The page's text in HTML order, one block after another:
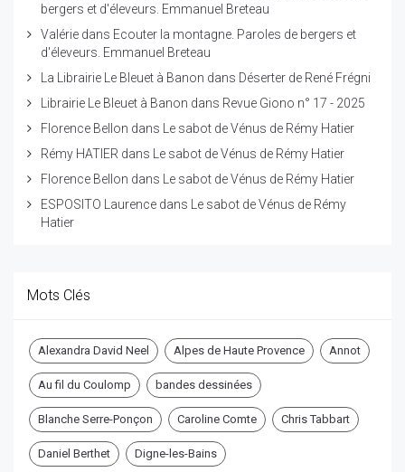
bergers et d'éleveurs. Emmanuel Breteau
Valérie dans Ecouter la montagne. Paroles de bergers et
d'éleveurs. Emmanuel Breteau
La Librairie Le Bleuet à Banon dans Déserter de René Frégni
Librairie Le Bleuet à Banon dans Revue Giono n° 17 - 2025
Florence Bellon dans
Le sabot de Vénus de Rémy Hatier
Rémy HATIER dans
Le sabot de Vénus de Rémy Hatier
Florence Bellon dans
Le sabot de Vénus de Rémy Hatier
ESPOSITO Laurence dans
Le sabot de Vénus de Rémy
Hatier
Mots Clés
Alexandra David Neel Alpes de Haute Provence Annot
Au fil du Coulomp bandes dessinées
Blanche Serre-Ponçon Caroline Comte Chris Tabbart
Daniel Berthet Digne-les-Bains